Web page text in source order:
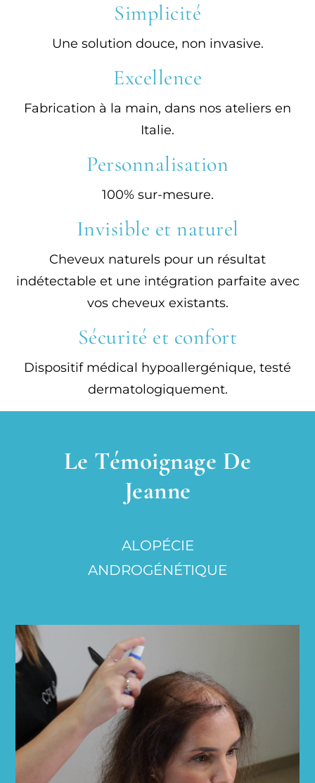
Simplicité
Une solution douce, non invasive.
Excellence
Fabrication à la main, dans nos ateliers en
Italie.
Personnalisation
100% sur-mesure.
Invisible et naturel
Cheveux naturels pour un résultat
indétectable et une intégration parfaite avec
vos cheveux existants.
Sécurité et confort
Dispositif médical hypoallergénique, testé
dermatologiquement.
Le Témoignage De
Jeanne
ALOPÉCIE
ANDROGÉNÉTIQUE